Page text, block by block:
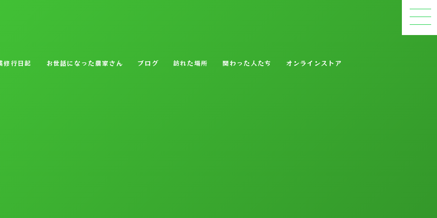
修行日記 お世話になった農家さん ブログ 訪れた場所 関わった人たち オンラインストア